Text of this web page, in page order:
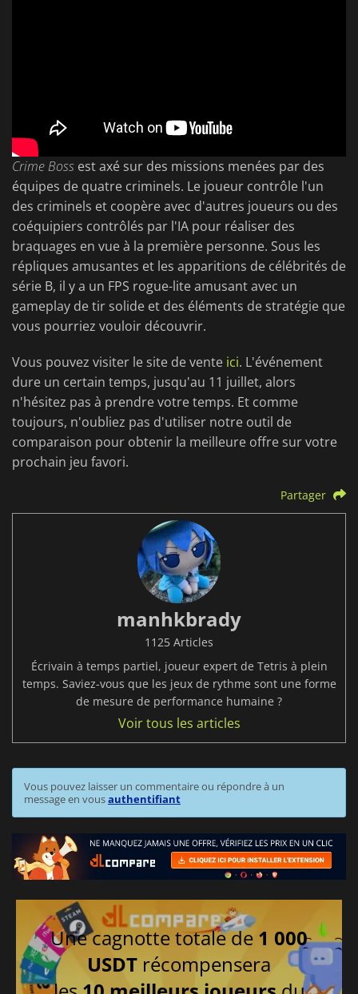
Crime Boss est axé sur des missions menées par des
équipes de quatre criminels. Le joueur contrôle l'un
des criminels et coopère avec d'autres joueurs ou des
coéquipiers contrôlés par l'IA pour réaliser des
braquages en vue à la première personne. Sous les
répliques amusantes et les apparitions de célébrités de
série B, il y a un FPS rogue-lite amusant avec un
gameplay de tir solide et des éléments de stratégie que
vous pourriez vouloir découvrir.
Vous pouvez visiter le site de vente ici. L'événement
dure un certain temps, jusqu'au 11 juillet, alors
n'hésitez pas à prendre votre temps. Et comme
toujours, n'oubliez pas d'utiliser notre outil de
comparaison pour obtenir la meilleure offre sur votre
prochain jeu favori.
Partager
manhkbrady
1125 Articles
Écrivain à temps partiel, joueur expert de Tetris à plein
temps. Saviez-vous que les jeux de rythme sont une forme
de mesure de performance humaine ?
Voir tous les articles
Vous pouvez laisser un commentaire ou répondre à un
message en vousauthentifiant
Une cagnotte totale de 1 000
USDT récompensera